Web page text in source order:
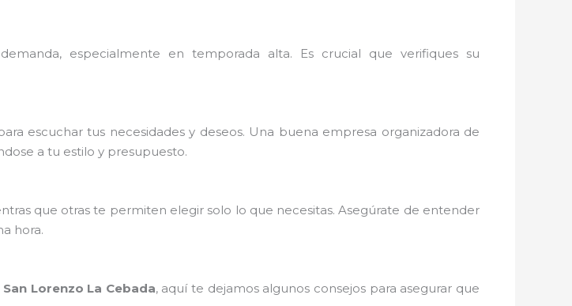
especialmente en temporada alta. Es crucial que verifiques su
escuchar tus necesidades y deseos. Una buena empresa organizadora de
a tu estilo y presupuesto.
que otras te permiten elegir solo lo que necesitas. Asegúrate de entender
hora.
Lorenzo La Cebada, aquí te dejamos algunos consejos para asegurar que